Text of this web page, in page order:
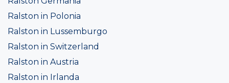
Ralston in Polonia
Ralston in Lussemburgo
Ralston in Switzerland
Ralston in Austria
Ralston in Irlanda